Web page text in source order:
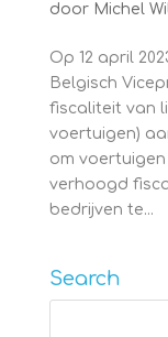
door Michel
Op 12 april
Belgisch
fiscaliteit van
voertuigen)
om
verhoogd
bedrijven te...
Search